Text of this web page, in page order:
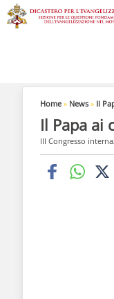
Home » News » Il
Il Papa ai
III Congresso